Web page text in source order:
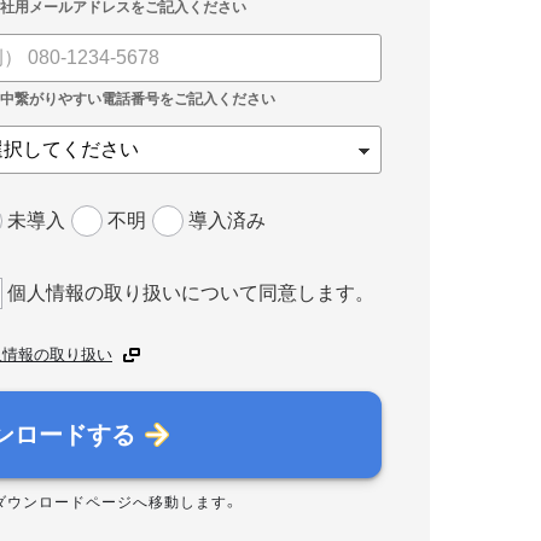
未導入 不明 導入済み
個人情報の取り扱いについて同意します。
報の取り扱い
ロードする
ウンロードページへ移動します。